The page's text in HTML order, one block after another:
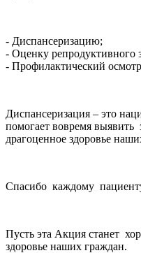
- Диспансеризацию;
- Оценку репродуктивного
- Профилактический
Диспансеризация – это
помогает вовремя выявить
драгоценное здоровье
Спасибо каждому
Пусть эта Акция станет
здоровье наших граждан.